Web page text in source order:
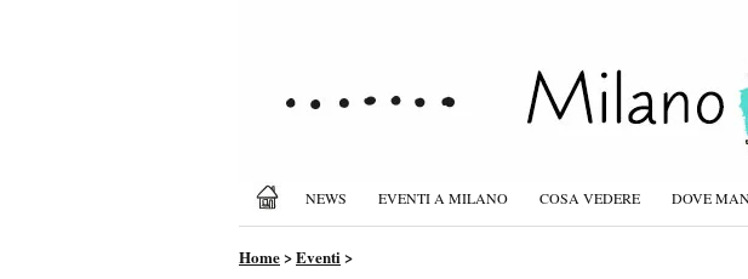
NEWS EVENTI A MILANO COSA VEDERE DOVE
Home>Eventi>